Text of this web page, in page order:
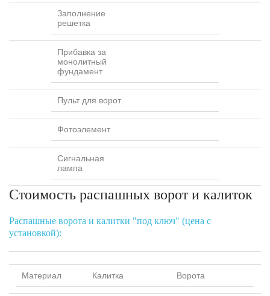
Заполнение
решетка
Прибавка за
монолитный
фундамент
Пульт для ворот
Фотоэлемент
Сигнальная
лампа
Стоимость распашных ворот и калиток
Распашные ворота и калитки "под ключ" (цена с
установкой):
Материал Калитка Ворота